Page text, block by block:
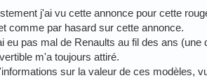
j'ai vu cette annonce pour cette
comme par hasard sur cette annonce.
eu pas mal de Renaults au fil des ans
m'a toujours attiré.
sur la valeur de ces modèles,